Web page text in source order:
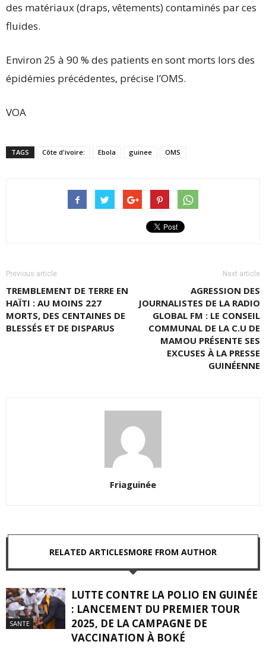
des matériaux (draps, vêtements) contaminés par ces
fluides.
Environ 25 à 90 % des patients en sont morts lors des
épidémies précédentes, précise l’OMS.
VOA
TAGS Côte d'ivoire: Ebola guinee OMS
Previous article
TREMBLEMENT DE TERRE EN
HAÏTI : AU MOINS 227
MORTS, DES CENTAINES DE
BLESSÉS ET DE DISPARUS
Next article
AGRESSION DES
JOURNALISTES DE LA RADIO
GLOBAL FM : LE CONSEIL
COMMUNAL DE LA C.U DE
MAMOU PRÉSENTE SES
EXCUSES À LA PRESSE
GUINÉENNE
Friaguinée
RELATED ARTICLESMORE FROM AUTHOR
SANTE
LUTTE CONTRE LA POLIO EN GUINÉE
: LANCEMENT DU PREMIER TOUR
2025, DE LA CAMPAGNE DE
VACCINATION À BOKÉ